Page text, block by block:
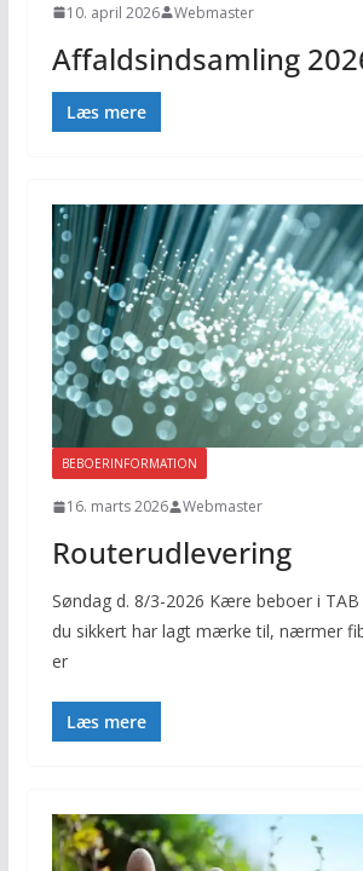
10. april 2026 Webmaster
Affaldsindsamling
Læs mere
BEBOERINFORMATION
16. marts 2026 Webmaster
Routerudlevering
Søndag d. 8/3-2026 Kære beboer i
du sikkert har lagt mærke til, nærmer
er
Læs mere